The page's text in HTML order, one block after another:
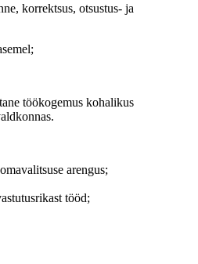
korrektsus, otsustus- ja
töökogemus kohalikus
arengus;
tööd;